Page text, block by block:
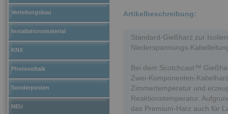
Verteilungsbau
Installationsmaterial
KNX
Photovoltaik
Sonderposten
NEU
Artikelbeschreibung:
Standard-Gießharz zur
Niederspannungs-
Bei dem Scotchcast™
Zwei-Komponenten-
Zimmertemperatur und
Reaktionstemperatur.
das Premium-Harz auch für